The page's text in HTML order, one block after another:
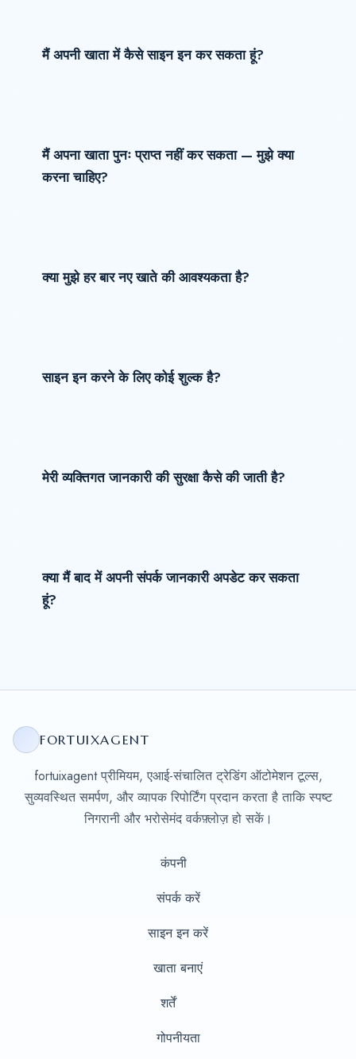
मैं अपनी खाता में कैसे साइन इन कर सकता हूं?
मैं अपना खाता पुनः प्राप्त नहीं कर सकता — मुझे क्या
करना चाहिए?
क्या मुझे हर बार नए खाते की आवश्यकता है?
साइन इन करने के लिए कोई शुल्क है?
मेरी व्यक्तिगत जानकारी की सुरक्षा कैसे की जाती है?
क्या मैं बाद में अपनी संपर्क जानकारी अपडेट कर सकता
हूं?
FORTUIXAGENT
fortuixagent प्रीमियम, एआई-संचालित ट्रेडिंग ऑटोमेशन टूल्स,
सुव्यवस्थित समर्पण, और व्यापक रिपोर्टिंग प्रदान करता है ताकि स्पष्ट
निगरानी और भरोसेमंद वर्कफ़्लोज़ हो सकें।
कंपनी
संपर्क करें
साइन इन करें
खाता बनाएं
शर्तें
गोपनीयता